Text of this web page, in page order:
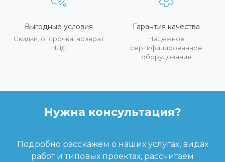
Выгодные условия
Скидки, отсрочка, возврат
НДС
Гарантия качества
Надежное
сертифицированное
оборудование
Нужна консультация?
Подробно расскажем о наших услугах, видах
работ и типовых проектах, рассчитаем